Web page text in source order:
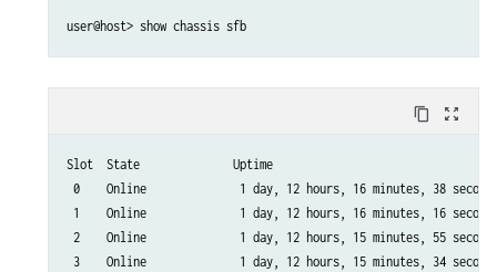
content_copy zoom_out_map
Slot  State              Uptime
0    Online              1 day, 12 hours, 16 minutes, 38
1    Online              1 day, 12 hours, 16 minutes, 16
2    Online              1 day, 12 hours, 15 minutes, 55
3    Online              1 day, 12 hours, 15 minutes, 34